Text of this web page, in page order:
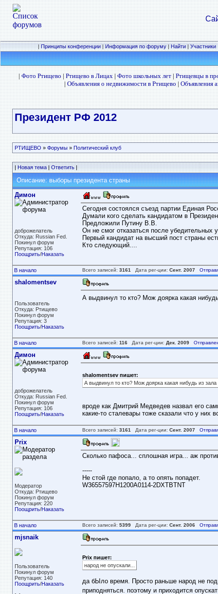
|Принципы конференции|Информация по форуму|Найти|Участники
|Фото Ртищево|Ртищево в Лицах|Фото школьных лет|Ртищевцы в
|Объявления о недвижимости в Ртищево|Объявления
Президент РФ 2012
РТИЩЕВО » Форумы» Политический клуб
|Новая тема|Ответить|
Описание: выборы президента страны
Димон
доброжелатель
Откуда: Russian Fed.
Покинул форум
Репутация: 106
Поощрить/Наказать
Сегодня состоялся съезд партии Единая
Думали кого сделать кандидатом в
Предложили Путину В.В.
Он не смог отказаться после убедительных
Первый кандидат на высший пост страны
Кто следующий....
В начало Всего записей: 3161 Дата рег-ции: Сент. 2007
shalomentsev
Пользователь
Откуда: Ртищево
Покинул форум
Репутация: 3
Поощрить/Наказать
А выдвинул то кто? Мож доярка какая
В начало Всего записей: 116Дата рег-ции: Дек. 2009
Димон
доброжелатель
Откуда: Russian Fed.
Покинул форум
Репутация: 106
Поощрить/Наказать
shalomentsev пишет:
А выдвинул то кто? Мож доярка какая нибудь из зала
вроде как Дмитрий Медведев назвал его
какие-то сталевары тоже сказали что у них
В начало Всего записей: 3161 Дата рег-ции: Сент. 2007
Prix
Модератор
Откуда: Ртищево
Покинул форум
Репутация: 220
Поощрить/Наказать
Сколько пафоса... сплошная игра... аж
-----
Не стой где попало, а то опять попадет.
W36557597H1200A0114-2DXTBTNT
В начало Всего записей: 5399Дата рег-ции: Сент. 2006
mjsnaik
Пользователь
Покинул форум
Репутация: 140
Поощрить/Наказать
Prix пишет:
народ не опускали...
да бЫло время. Просто раньше народ не
приподняться. поэтому и приходится